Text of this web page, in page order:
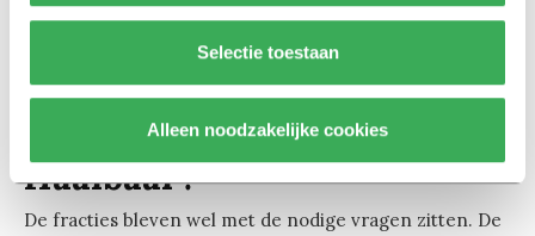
Selectie toestaan
Alleen noodzakelijke cookies
[gview file=”https://universonline.nl/wp-
implementatieplan.pdf”]
Haalbaar?
De fracties bleven wel met de nodige vragen zitten. De